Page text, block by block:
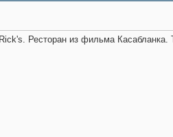
Ресторан из фильма